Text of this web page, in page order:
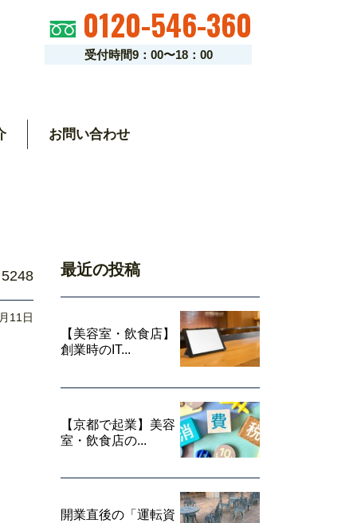
0120-546-360
受付時間9：00〜18：00
お問い合わせ
11日
最近の投稿
【美容室・飲食店】
創業時のIT...
【京都で起業】美容
室・飲食店の...
開業直後の「運転資